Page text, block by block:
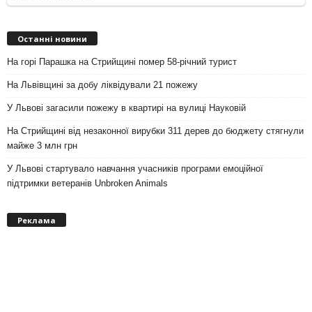
Останні новини
На горі Парашка на Стрийщині помер 58-річний турист
На Львівщині за добу ліквідували 21 пожежу
У Львові загасили пожежу в квартирі на вулиці Науковій
На Стрийщині від незаконної вирубки 311 дерев до бюджету стягнули
майже 3 млн грн
У Львові стартувало навчання учасників програми емоційної
підтримки ветеранів Unbroken Animals
Реклама